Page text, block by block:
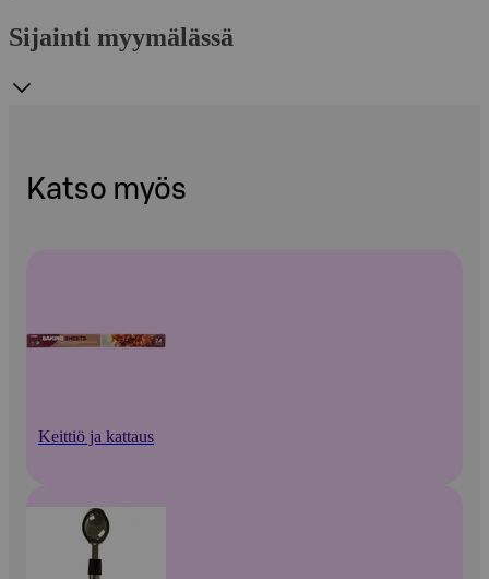
Sijainti myymälässä
Katso myös
Keittiö ja kattaus